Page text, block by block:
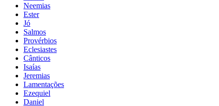
Neemias
Ester
Jó
Salmos
Provérbios
Eclesiastes
Cânticos
Isaías
Jeremias
Lamentações
Ezequiel
Daniel